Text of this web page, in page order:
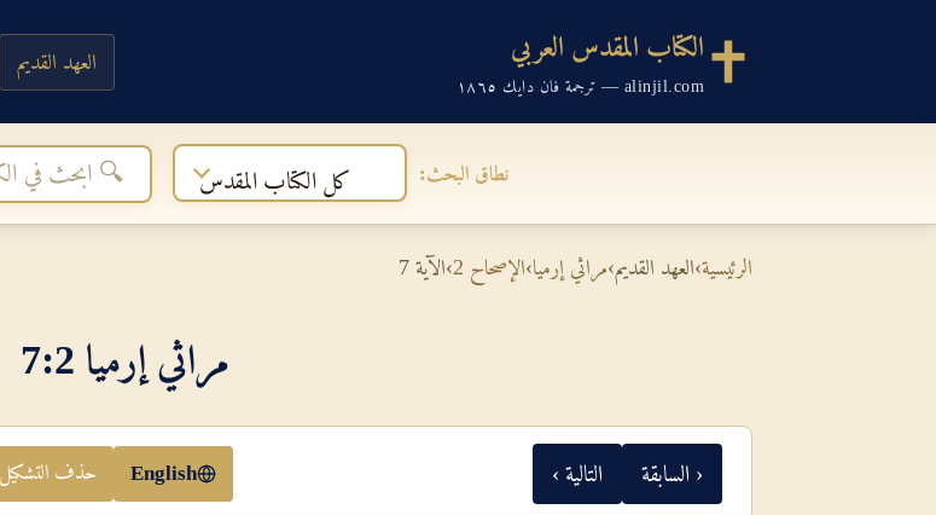
الكتاب المقدس العربي
alinjil.com — ترجمة فان دايك ١٨٦٥
العهد القديم
نطاق البحث: كل الكتاب المقدس
الرئيسية›العهد القديم›مراثي إرميا›الإصحاح 2 ›الآية 7
مراثي إرميا 2‏:‏7
‹ السابقة التالية › English حذف التشكيل